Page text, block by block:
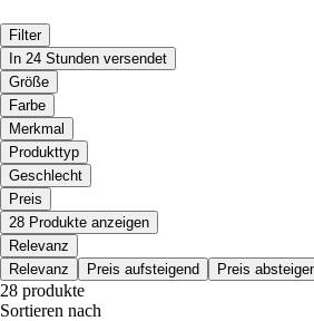
Filter
In 24 Stunden versendet
Größe
Farbe
Merkmal
Produkttyp
Geschlecht
Preis
28 Produkte anzeigen
Relevanz
Relevanz
Preis aufsteigend Preis
28 produkte
Sortieren nach